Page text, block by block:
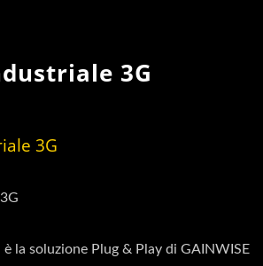
3G
3G
è la soluzione Plug & Play di GAINWISE